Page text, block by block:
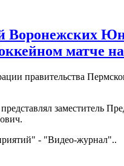
Воронежских
матче
правительства
заместитель
- "Видео-журнал"..